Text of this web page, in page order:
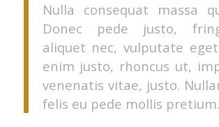
Nulla consequat massa
Donec pede justo,
aliquet nec, vulputate
enim justo, rhoncus ut,
venenatis vitae, justo.
felis eu pede mollis